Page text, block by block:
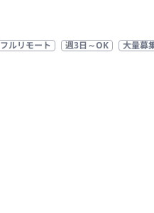
フルリモート 週3日～OK 大量募